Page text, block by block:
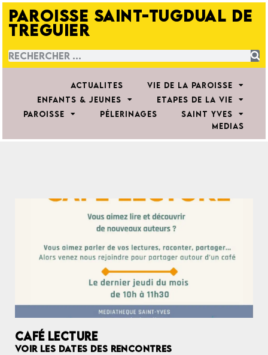
PAROISSE SAINT-TUGDUAL DE
TREGUIER
ACTUALITES
VIE DE LA PAROISSE
ENFANTS & JEUNES
ETAPES DE LA VIE
PAROISSE
PÉLERINAGES
SAINT YVES
MEDIAS
CAFÉ LECTURE
VOIR LES DATES DES RENCONTRES